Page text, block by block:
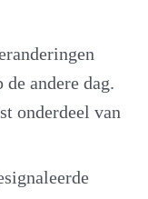
de andere dag.
onderdeel van